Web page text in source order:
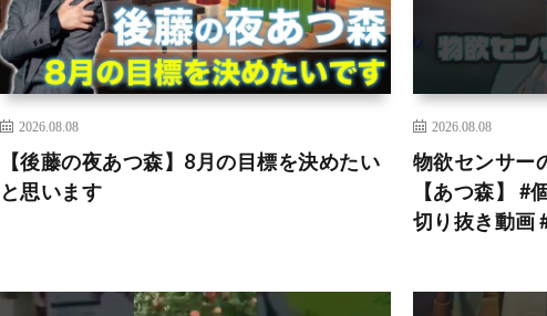
2026.08.08
【後藤の夜あつ森】8月の目標を決めたい
と思います
2026.08.08
物欲センサー
【あつ森】
切り抜き動画